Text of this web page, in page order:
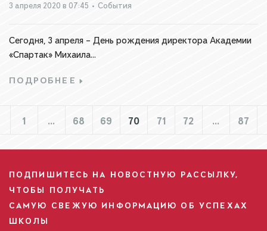
3 апреля 2020 в 07:45 • События
Сегодня, 3 апреля – День рождения директора Академии
«Спартак» Михаила...
ПОДРОБНЕЕ
1 … 68 69 70 71 72 … 87
ПОДПИШИТЕСЬ НА НОВОСТНУЮ РАССЫЛКУ,
ЧТОБЫ ПОЛУЧАТЬ
САМУЮ СВЕЖУЮ ИНФОРМАЦИЮ ОБ УСПЕХАХ
ШКОЛЫ